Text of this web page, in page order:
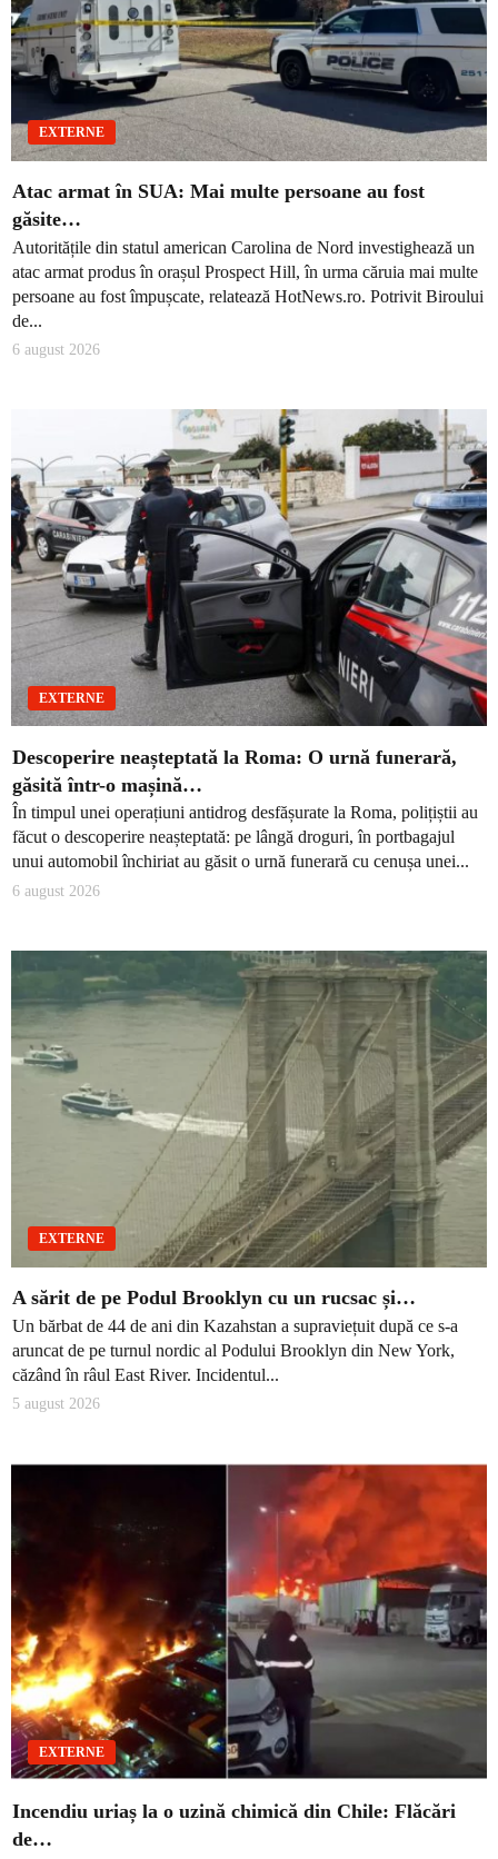
EXTERNE
Atac armat în SUA: Mai multe persoane au fost
găsite…
Autoritățile din statul american Carolina de Nord investighează un
atac armat produs în orașul Prospect Hill, în urma căruia mai multe
persoane au fost împușcate, relatează HotNews.ro. Potrivit Biroului
de...
6 august 2026
EXTERNE
Descoperire neașteptată la Roma: O urnă funerară,
găsită într-o mașină…
În timpul unei operațiuni antidrog desfășurate la Roma, polițiștii au
făcut o descoperire neașteptată: pe lângă droguri, în portbagajul
unui automobil închiriat au găsit o urnă funerară cu cenușa unei...
6 august 2026
EXTERNE
A sărit de pe Podul Brooklyn cu un rucsac și…
Un bărbat de 44 de ani din Kazahstan a supraviețuit după ce s-a
aruncat de pe turnul nordic al Podului Brooklyn din New York,
căzând în râul East River. Incidentul...
5 august 2026
EXTERNE
Incendiu uriaș la o uzină chimică din Chile: Flăcări
de…